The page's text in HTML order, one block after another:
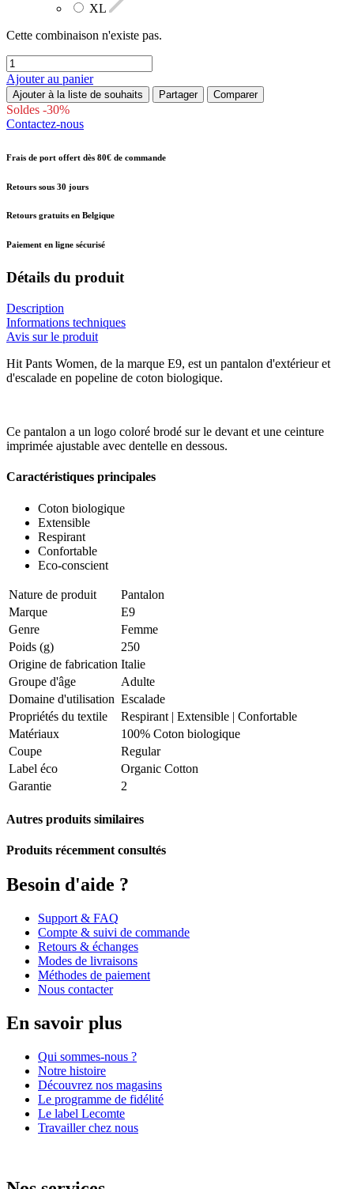
XL
Cette combinaison n'existe pas.
Ajouter au panier
Ajouter à la liste de souhaits Partager Comparer
Soldes -30%
Contactez-nous
Frais de port offert dès 80€ de commande
Retours sous 30 jours
Retours gratuits en Belgique
Paiement en ligne sécurisé
Détails du produit
Description
Informations techniques
Avis sur le produit
Hit Pants Women, de la marque E9, est un pantalon d'extérieur et
d'escalade en popeline de coton biologique.
Ce pantalon a un logo coloré brodé sur le devant et une ceinture
imprimée ajustable avec dentelle en dessous.
Caractéristiques principales
Coton biologique
Extensible
Respirant
Confortable
Eco-conscient
Nature de produit
Pantalon
Marque
E9
Genre
Femme
Poids (g)
250
Origine de fabrication Italie
Groupe d'âge
Adulte
Domaine d'utilisation Escalade
Propriétés du textile
Respirant | Extensible | Confortable
Matériaux
100% Coton biologique
Coupe
Regular
Label éco
Organic Cotton
Garantie
2
Autres produits similaires
Produits récemment consultés
Besoin d'aide ?
Support & FAQ
Compte & suivi de commande
Retours & échanges
Modes de livraisons
Méthodes de paiement
Nous contacter
En savoir plus
Qui sommes-nous ?
Notre histoire
Découvrez nos magasins
Le programme de fidélité
Le label Lecomte
Travailler chez nous